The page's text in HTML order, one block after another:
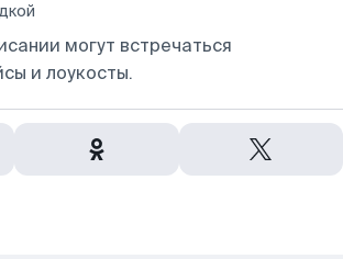
могут встречаться
и лоукосты.